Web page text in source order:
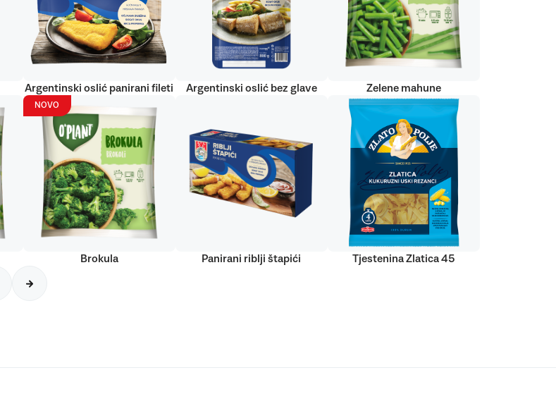
Argentinski oslić panirani fileti Argentinski oslić bez glave Zelene mahune
NOVO
Brokula Panirani riblji štapići Tjestenina Zlatica 45